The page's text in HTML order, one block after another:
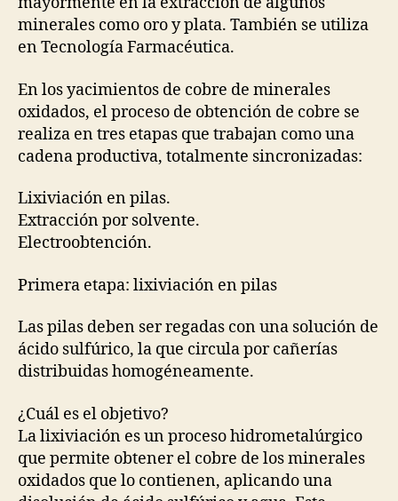
minerales como oro y plata. También se utiliza
en Tecnología Farmacéutica.
En los yacimientos de cobre de minerales
oxidados, el proceso de obtención de cobre se
realiza en tres etapas que trabajan como una
cadena productiva, totalmente sincronizadas:
Lixiviación en pilas.
Extracción por solvente.
Electroobtención.
Primera etapa: lixiviación en pilas
Las pilas deben ser regadas con una solución de
ácido sulfúrico, la que circula por cañerías
distribuidas homogéneamente.
¿Cuál es el objetivo?
La lixiviación es un proceso hidrometalúrgico
que permite obtener el cobre de los minerales
oxidados que lo contienen, aplicando una